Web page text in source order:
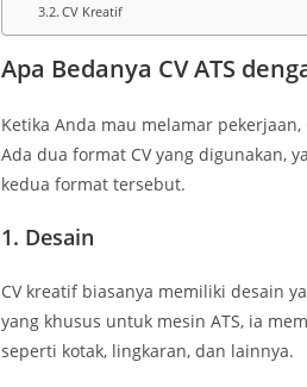
CV Kreatif
Apa Bedanya CV ATS
Ketika Anda mau melamar
Ada dua format CV yang digunakan,
kedua format tersebut.
1. Desain
CV kreatif biasanya memiliki desain
yang khusus untuk mesin ATS, ia
seperti kotak, lingkaran, dan lainnya.